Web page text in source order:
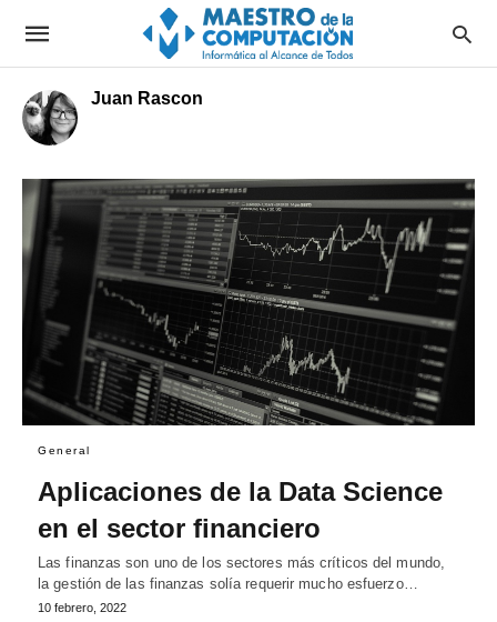
Juan Rascon
General
Aplicaciones de la Data Science
en el sector financiero
Las finanzas son uno de los sectores más críticos del mundo,
la gestión de las finanzas solía requerir mucho esfuerzo…
10 febrero, 2022